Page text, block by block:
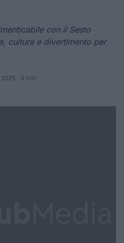
con il Sesto
cultura e divertimento per
2025 · 3 min